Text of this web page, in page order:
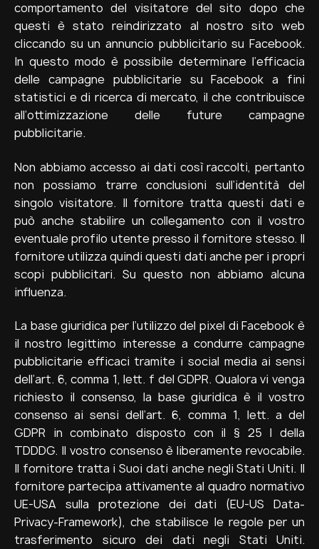
comportamento del visitatore del sito dopo che
questi è stato reindirizzato al nostro sito web
cliccando su un annuncio pubblicitario su Facebook.
In questo modo è possibile determinare l’efficacia
delle campagne pubblicitarie su Facebook a fini
statistici e di ricerca di mercato, il che contribuisce
all’ottimizzazione delle future campagne
pubblicitarie.
Non abbiamo accesso ai dati così raccolti, pertanto
non possiamo trarre conclusioni sull’identità del
singolo visitatore. Il fornitore tratta questi dati e
può anche stabilire un collegamento con il vostro
eventuale profilo utente presso il fornitore stesso. Il
fornitore utilizza quindi questi dati anche per i propri
scopi pubblicitari. Su questo non abbiamo alcuna
influenza.
La base giuridica per l’utilizzo del pixel di Facebook è
il nostro legittimo interesse a condurre campagne
pubblicitarie efficaci tramite i social media ai sensi
dell’art. 6, comma 1, lett. f del GDPR. Qualora vi venga
richiesto il consenso, la base giuridica è il vostro
consenso ai sensi dell’art. 6, comma 1, lett. a del
GDPR in combinato disposto con il § 25 I della
TDDDG. Il vostro consenso è liberamente revocabile.
Il fornitore tratta i Suoi dati anche negli Stati Uniti. Il
fornitore partecipa attivamente al quadro normativo
UE-USA sulla protezione dei dati (EU-US Data-
Privacy-Framework), che stabilisce le regole per un
trasferimento sicuro dei dati negli Stati Uniti.